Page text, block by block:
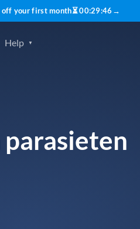
off your first month⏳00:29:45 →
Help